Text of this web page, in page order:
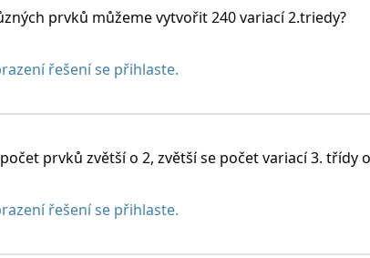
prvků můžeme vytvořit 240 variací 2.triedy?
řešení se přihlaste.
prvků zvětší o 2, zvětší se počet variací 3. třídy
řešení se přihlaste.